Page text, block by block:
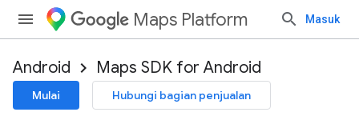
Maps Platform Masuk
Android Maps SDK for Android
Mulai Hubungi bagian penjualan